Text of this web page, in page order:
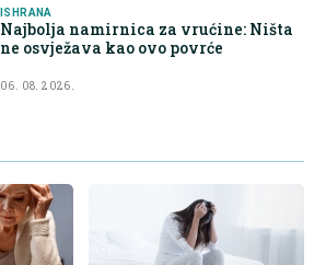
ISHRANA
Najbolja namirnica za vrućine: Ništa
ne osvježava kao ovo povrće
06. 08. 2026.